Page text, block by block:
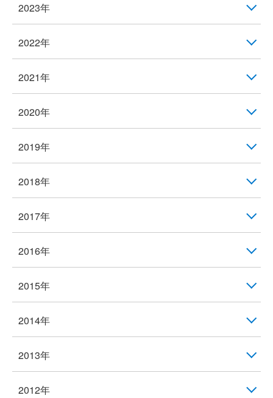
2023年
2022年
2021年
2020年
2019年
2018年
2017年
2016年
2015年
2014年
2013年
2012年